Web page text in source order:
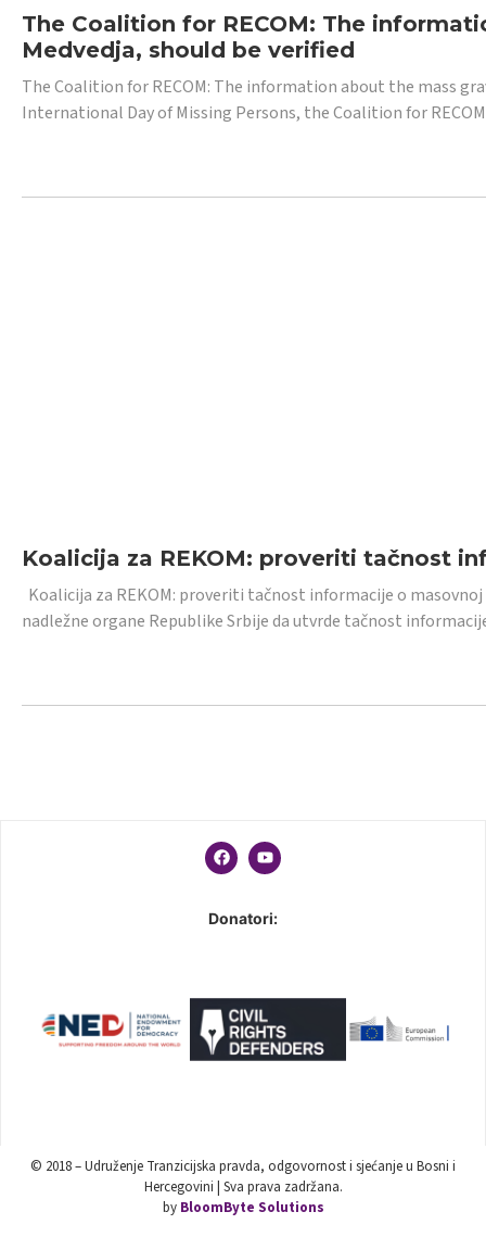
The Coalition for RECOM: The
Medvedja, should be verified
The Coalition for RECOM: The information about the mass
International Day of Missing Persons, the Coalition for
Koalicija za REKOM: proveriti tačnost
Koalicija za REKOM: proveriti tačnost informacije o
nadležne organe Republike Srbije da utvrde tačnost
Donatori:
© 2018 – Udruženje Tranzicijska pravda, odgovornost i sjećanje u Bosni i
Hercegovini | Sva prava zadržana.
by BloomByte Solutions